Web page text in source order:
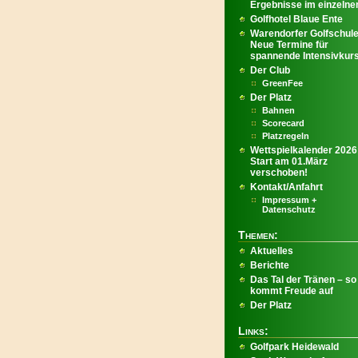
Ergebnisse im
Golfhotel Blaue Ente
Warendorfer
Neue Termine für
spannende
Der Club
GreenFee
Der Platz
Bahnen
Scorecard
Platzregeln
Wettspielkalender
Start am 01.März
verschoben!
Kontakt/Anfahrt
Impressum +
Datenschutz
Themen:
Aktuelles
Berichte
Das Tal der Tränen – so
kommt Freude auf
Der Platz
Links:
Golfpark Heidewald